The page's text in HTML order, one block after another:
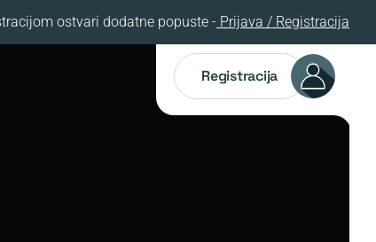
ostvari dodatne popuste - Prijava / Registracija
Registracija